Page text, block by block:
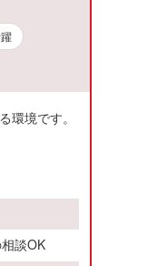
境です。
談OK